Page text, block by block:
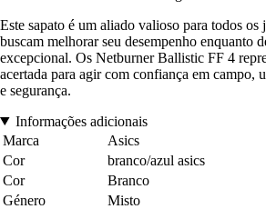
Este sapato é um aliado valioso para todos os
buscam melhorar seu desempenho enquanto
excepcional. Os Netburner Ballistic FF 4
acertada para agir com confiança em campo,
e segurança.
Informações adicionais
Marca
Asics
Cor
branco/azul asics
Cor
Branco
Género
Misto